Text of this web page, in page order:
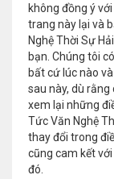
không đồng ý
trang này lại và
Nghệ Thời Sự
bạn. Chúng tôi
bất cứ lúc nào
sau này, dù
xem lại những
Tức Văn Nghệ
thay đổi trong
cũng cam kết
đó.